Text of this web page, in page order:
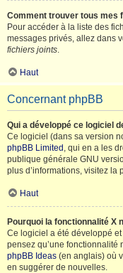
Comment trouver tous mes
Pour accéder à la liste des
messages privés, allez dans
fichiers joints.
Haut
Concernant phpBB
Qui a développé ce logiciel
Ce logiciel (dans sa version
phpBB Limited , qui en a les
publique générale GNU
plus d’informations, visitez la
Haut
Pourquoi la fonctionnalité X
Ce logiciel a été développé
pensez qu’une fonctionnalité
phpBB Ideas (en anglais) où
en suggérer de nouvelles.